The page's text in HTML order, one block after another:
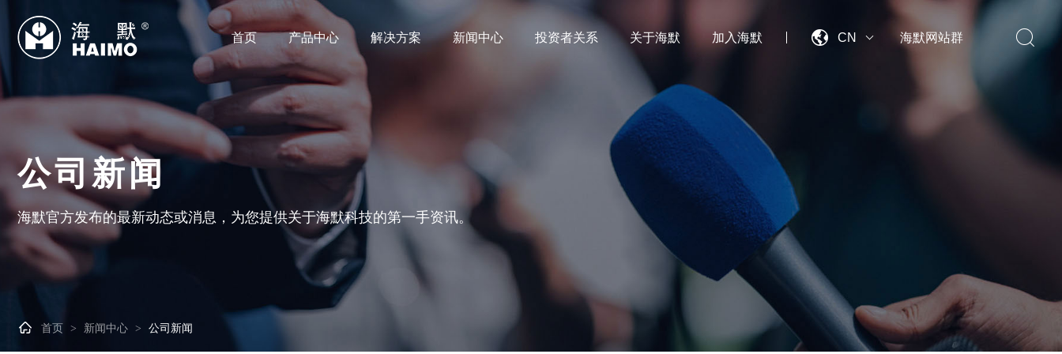
首页 产品中心 解决方案 新闻中心 投资者关系 关于海默 加入海默  CN 海默网站群 
公司新闻
海默官方发布的最新动态或消息，为您提供关于海默科技的第一手资讯。
 首页 > 新闻中心 > 公司新闻